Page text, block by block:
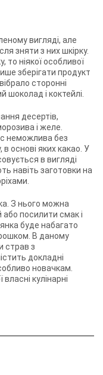
вигляді, але
зняти з них шкірку.
ніякої особливої
зберігати продукт
сторонні
шоколад і коктейлі.
десертів,
і желе.
неможлива без
основі яких какао. У
в вигляді
навіть заготовки на
З нього можна
або посилити смак і
буде набагато
В даному
страв з
докладні
новачкам.
кулінарні